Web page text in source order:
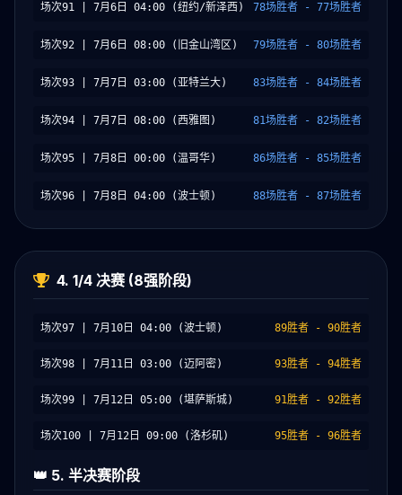
场次91 | 7月6日 04:00 (纽约/新泽西) 78场胜者 - 77场胜者
场次92 | 7月6日 08:00 (旧金山湾区) 79场胜者 - 80场胜者
场次93 | 7月7日 03:00 (亚特兰大) 83场胜者 - 84场胜者
场次94 | 7月7日 08:00 (西雅图) 81场胜者 - 82场胜者
场次95 | 7月8日 00:00 (温哥华) 86场胜者 - 85场胜者
场次96 | 7月8日 04:00 (波士顿) 88场胜者 - 87场胜者
4. 1/4 决赛 (8强阶段)
场次97 | 7月10日 04:00 (波士顿) 89胜者 - 90胜者
场次98 | 7月11日 03:00 (迈阿密) 93胜者 - 94胜者
场次99 | 7月12日 05:00 (堪萨斯城) 91胜者 - 92胜者
场次100 | 7月12日 09:00 (洛杉矶) 95胜者 - 96胜者
👑 5. 半决赛阶段